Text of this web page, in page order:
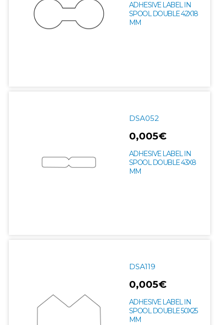
ADHESIVE LABEL IN
SPOOL DOUBLE 42X18
MM
DSA052
0,005€
ADHESIVE LABEL IN
SPOOL DOUBLE 43X8
MM
DSA119
0,005€
ADHESIVE LABEL IN
SPOOL DOUBLE 50X25
MM